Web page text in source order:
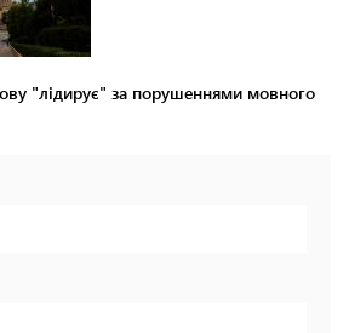
"лідирує" за порушеннями мовного